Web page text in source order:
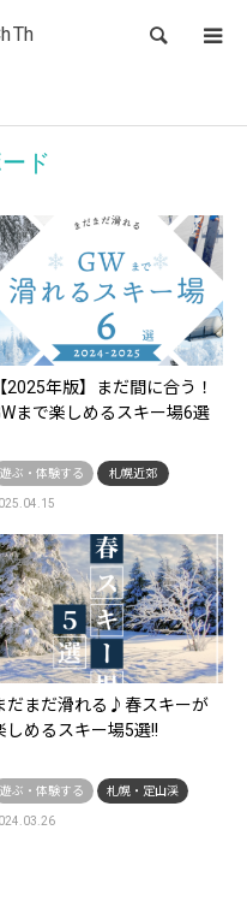
検索
ド
【2025年版】まだ間に合う！
まで楽しめるスキー場6選
遊ぶ・体験する 札幌近郊
だまだ滑れる♪春スキーが
しめるスキー場5選!!
遊ぶ・体験する 札幌・定山渓